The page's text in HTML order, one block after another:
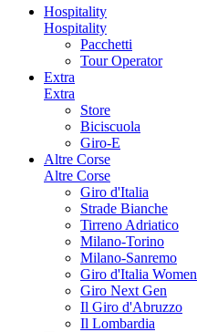
Hospitality
Hospitality
Pacchetti
Tour Operator
Extra
Extra
Store
Biciscuola
Giro-E
Altre Corse
Altre Corse
Giro d'Italia
Strade Bianche
Tirreno Adriatico
Milano-Torino
Milano-Sanremo
Giro d'Italia Women
Giro Next Gen
Il Giro d'Abruzzo
Il Lombardia